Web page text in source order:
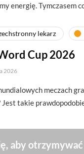
energię. Tymczasem
lekarz
Cup 2026
2026
meczach
Jest takie
aby